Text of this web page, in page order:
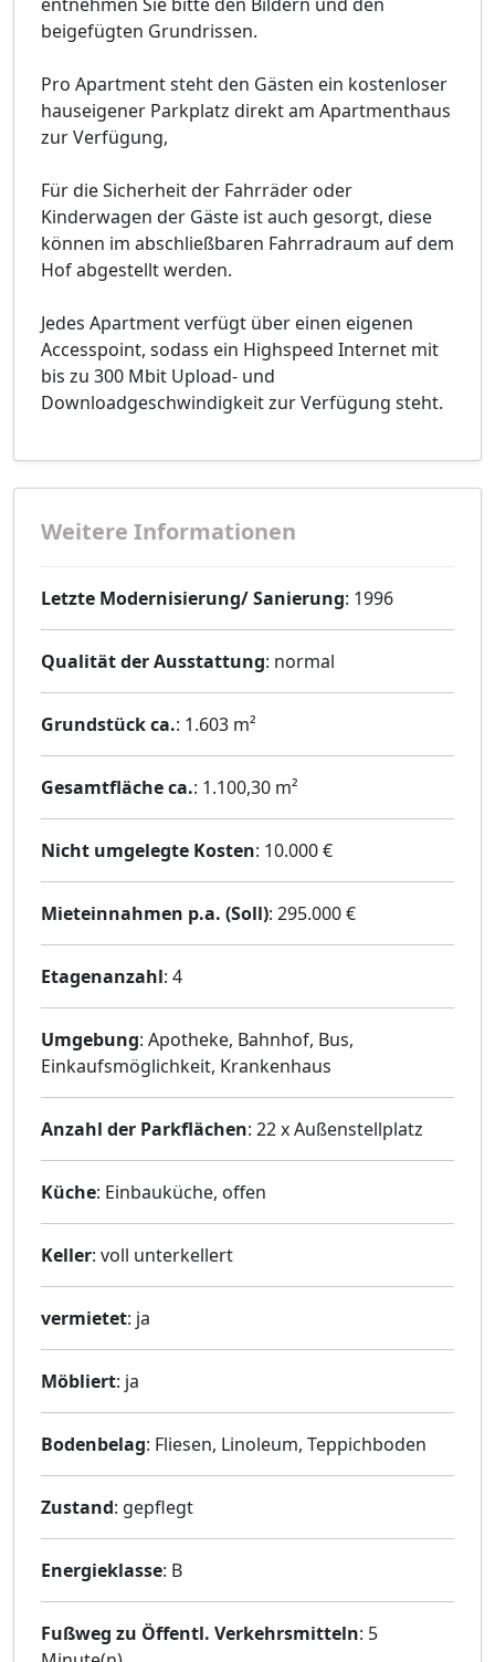
beigefügten Grundrissen.
Pro Apartment steht den Gästen ein kostenloser
hauseigener Parkplatz direkt am Apartmenthaus
zur Verfügung,
Für die Sicherheit der Fahrräder oder
Kinderwagen der Gäste ist auch gesorgt, diese
können im abschließbaren Fahrradraum auf dem
Hof abgestellt werden.
Jedes Apartment verfügt über einen eigenen
Accesspoint, sodass ein Highspeed Internet mit
bis zu 300 Mbit Upload- und
Downloadgeschwindigkeit zur Verfügung steht.
Weitere Informationen
Letzte Modernisierung/ Sanierung: 1996
Qualität der Ausstattung: normal
Grundstück ca.: 1.603 m²
Gesamtfläche ca.: 1.100,30 m²
Nicht umgelegte Kosten: 10.000 €
Mieteinnahmen p.a. (Soll): 295.000 €
Etagenanzahl: 4
Umgebung: Apotheke, Bahnhof, Bus,
Einkaufsmöglichkeit, Krankenhaus
Anzahl der Parkflächen: 22 x Außenstellplatz
Küche: Einbauküche, offen
Keller: voll unterkellert
vermietet: ja
Möbliert: ja
Bodenbelag: Fliesen, Linoleum, Teppichboden
Zustand: gepflegt
Energieklasse: B
Fußweg zu Öffentl. Verkehrsmitteln: 5